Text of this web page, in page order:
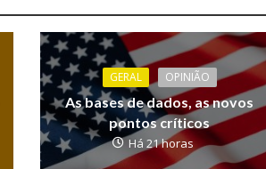
GERAL OPINIÃO
As bases de dados, as novos
pontos críticos
Há 21 horas